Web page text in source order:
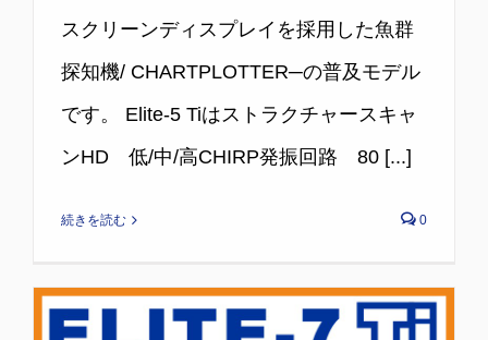
スクリーンディスプレイを採用した魚群
探知機/ CHARTPLOTTER─の普及モデル
です。 Elite-5 Tiはストラクチャースキャ
ンHD 低/中/高CHIRP発振回路 80 [...]
続きを読む 0